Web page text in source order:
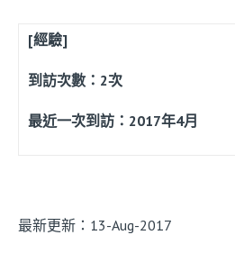
[經驗]
到訪次數：2次
最近一次到訪：2017年4月
最新更新：13-Aug-2017